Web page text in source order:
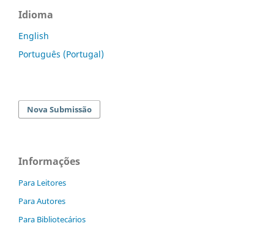
Idioma
English
Português (Portugal)
Nova Submissão
Informações
Para Leitores
Para Autores
Para Bibliotecários